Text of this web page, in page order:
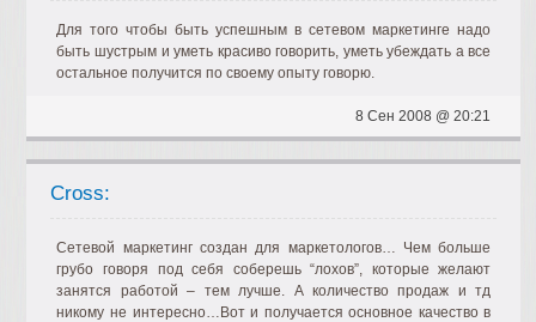
Для того чтобы быть успешным в сетевом маркетинге надо
быть шустрым и уметь красиво говорить, уметь убеждать а все
остальное получится по своему опыту говорю.
8 Сен 2008 @ 20:21
Cross:
Сетевой маркетинг создан для маркетологов… Чем больше
грубо говоря под себя соберешь “лохов”, которые желают
занятся работой – тем лучше. А количество продаж и тд
никому не интересно…Вот и получается основное качество в